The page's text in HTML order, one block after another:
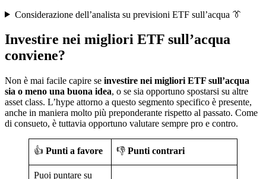
Considerazione dell’analista su previsioni ETF sull’acqua 👔
Investire nei migliori ETF sull’acqua
conviene?
Non è mai facile capire se investire nei migliori ETF sull’acqua
sia o meno una buona idea, o se sia opportuno spostarsi su altre
asset class. L’hype attorno a questo segmento specifico è presente,
anche in maniera molto più preponderante rispetto al passato. Come
di consueto, è tuttavia opportuno valutare sempre pro e contro.
👍 Punti a favore 👎 Punti contrari
Puoi puntare su